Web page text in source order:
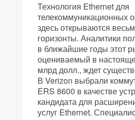
Технология Ethernet для
телекоммуникационных
здесь открываются
горизонты. Аналитики
в ближайшие годы этот
оцениваемый в
млрд долл., ждет
В Verizon выбрали
ERS 8600 в качестве
кандидата для
услуг Ethernet.